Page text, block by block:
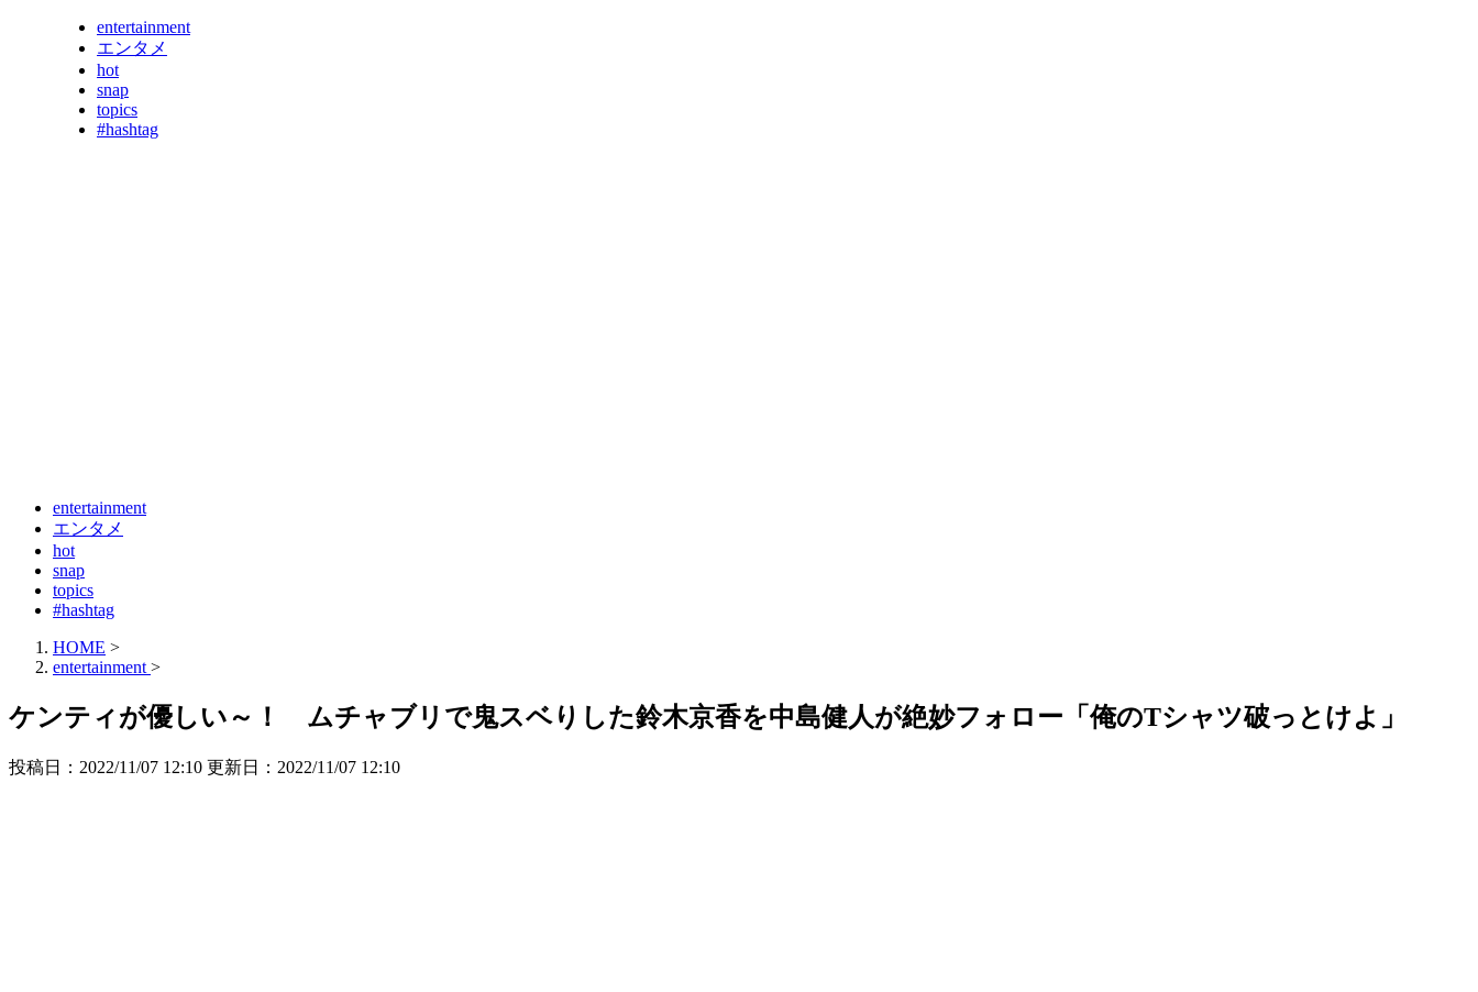
entertainment
エンタメ
hot
snap
topics
#hashtag
entertainment
エンタメ
hot
snap
topics
#hashtag
HOME >
entertainment >
ケンティが優しい～！ ムチャブリで鬼スベりした鈴木京香を中島健人が絶妙フォロー「俺のTシャツ破っとけよ」
投稿日：2022/11/07 12:10 更新日： 2022/11/07 12:10